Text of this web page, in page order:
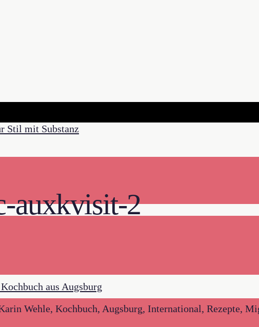
auxkvisit-2
Wehle, Kochbuch, Augsburg, International, Rezepte,